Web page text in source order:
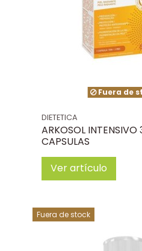
Fuera de
DIETETICA
ARKOSOL INTENSIVO
CAPSULAS
Ver artículo
Fuera de stock